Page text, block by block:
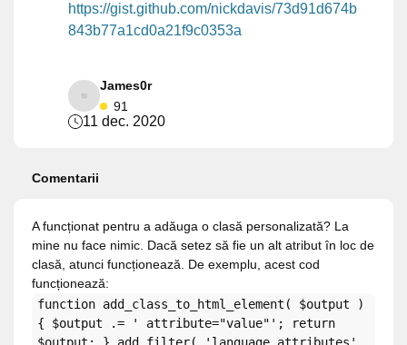
https://gist.github.com/nickdavis/73d91d674b
843b77a1cd0a21f9c0353a
James0r
91
11 dec. 2020
Comentarii
A funcționat pentru a adăuga o clasă personalizată? La
mine nu face nimic. Dacă setez să fie un alt atribut în loc de
clasă, atunci funcționează. De exemplu, acest cod
funcționează:
function add_class_to_html_element( $output )
{ $output .= ' attribute="value"'; return